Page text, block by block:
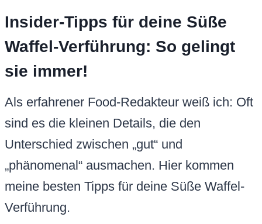
Insider-Tipps für deine Süße
Waffel-Verführung: So gelingt
sie immer!
Als erfahrener Food-Redakteur weiß ich: Oft
sind es die kleinen Details, die den
Unterschied zwischen „gut“ und
„phänomenal“ ausmachen. Hier kommen
meine besten Tipps für deine Süße Waffel-
Verführung.